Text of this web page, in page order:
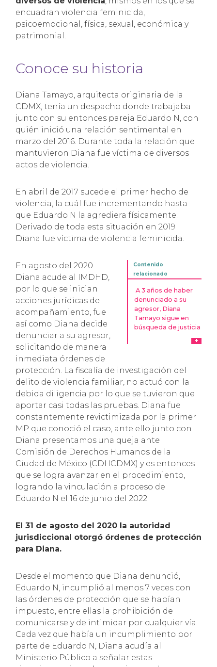
encuadran violencia feminicida,
psicoemocional, física, sexual, económica y
patrimonial.
Conoce su historia
Diana Tamayo, arquitecta originaria de la
CDMX, tenía un despacho donde trabajaba
junto con su entonces pareja Eduardo N, con
quién inició una relación sentimental en
marzo del 2016. Durante toda la relación que
mantuvieron Diana fue víctima de diversos
actos de violencia.
En abril de 2017 sucede el primer hecho de
violencia, la cuál fue incrementando hasta
que Eduardo N la agrediera físicamente.
Derivado de toda esta situación en 2019
Diana fue víctima de violencia feminicida.
A 3 años de haber
denunciado a su
agresor, Diana
Tamayo sigue en
búsqueda de justicia
En agosto del 2020
Diana acude al IMDHD,
por lo que se inician
acciones jurídicas de
acompañamiento, fue
así como Diana decide
denunciar a su agresor,
solicitando de manera
inmediata órdenes de
protección. La fiscalía de investigación del
delito de violencia familiar, no actuó con la
debida diligencia por lo que se tuvieron que
aportar casi todas las pruebas. Diana fue
constantemente revictimizada por la primer
MP que conoció el caso, ante ello junto con
Diana presentamos una queja ante
Comisión de Derechos Humanos de la
Ciudad de México (CDHCDMX) y es entonces
que se logra avanzar en el procedimiento,
logrando la vinculación a proceso de
Eduardo N el 16 de junio del 2022.
El 31 de agosto del 2020 la autoridad
jurisdiccional otorgó órdenes de protección
para Diana.
Desde el momento que Diana denunció,
Eduardo N, incumplió al menos 7 veces con
las órdenes de protección que se habían
impuesto, entre ellas la prohibición de
comunicarse y de intimidar por cualquier vía.
Cada vez que había un incumplimiento por
parte de Eduardo N, Diana acudía al
Ministerio Público a señalar estas